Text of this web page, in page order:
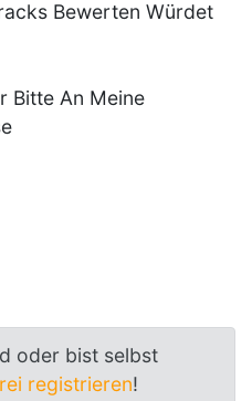
Bewerten Würdet
Bitte An Meine
oder bist selbst
registrieren!